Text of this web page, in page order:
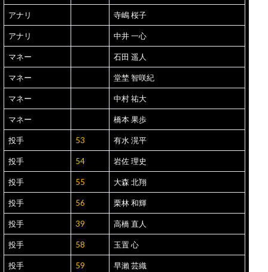
アナリ 寺嶋 桜子
アナリ 中井 一心
マネー 石田 遥人
マネー 堂埜 智咲紀
マネー 中村 祐大
マネー 橋本 果歩
投手 53 有水 滉平
投手 54 岩佐 理史
投手 55 大森 北翔
投手 56 栗林 和輝
投手 39 高橋 直人
投手 58 玉置 心
投手 59 早瀨 芸織